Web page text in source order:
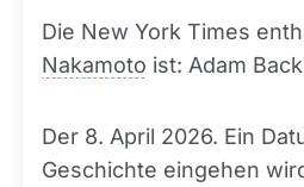
Die New York Times
Nakamoto ist: Adam Back
Der 8. April 2026. Ein
Geschichte eingehen